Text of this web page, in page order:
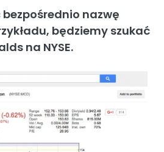
nazwę
będziemy szukać
na NYSE.